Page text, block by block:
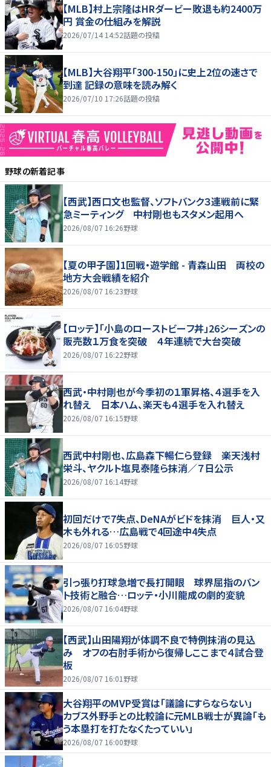
【MLB】村上宗隆はHRダービー敗退も約2400万
円 賞金の仕組みを解説
2026/07/14 14:52話題の投稿
【MLB】大谷翔平「300-150」に史上2位の速さで
到達 記録の意味を読み解く
2026/07/10 17:26話題の投稿
野球の新着記事
【西武】西口文也監督、ソフトバンク３連戦前に緊
急ミーティング 中村剛也もスタメン起用へ
2026/08/07 16:26野球
【夏の甲子園】1回戦・遊学館 - 青森山田 両校の
地方大会戦績を紹介
2026/08/07 16:23野球
【ロッテ】「小島のローストビーフ丼」26シーズンの
販売数１万食を突破 ４年連続で大台突破
2026/08/07 16:22野球
西武・中村剛也が今季初の１軍昇格、４選手を入
れ替え 日本ハム、楽天も４選手を入れ替え
2026/08/07 16:15野球
西武中村剛也、広島森下暢仁ら登録 楽天浅村
栄斗、ヤクルト塩見泰隆ら抹消／７日公示
2026/08/07 16:14野球
初回だけで7失点、DeNAがビドを抹消 巨人・又
木も外れる…広島戦で4回途中4失点
2026/08/07 16:05野球
引っ張り打球急増で長打開眼 球界屈指のバン
ト技術と融合…ロッテ・小川龍成の劇的変貌
2026/08/07 16:04野球
【西武】山田陽翔が体調不良で特例抹消の見込
み オフの右肘手術から復帰しここまで４試合登
板
2026/08/07 16:01 野球
大谷翔平のMVP受賞は「議論にすらならない」
カブス外野手との比較論に元MLB戦士が異論「も
う本塁打を打たなくたっていい」
2026/08/07 16:00野球